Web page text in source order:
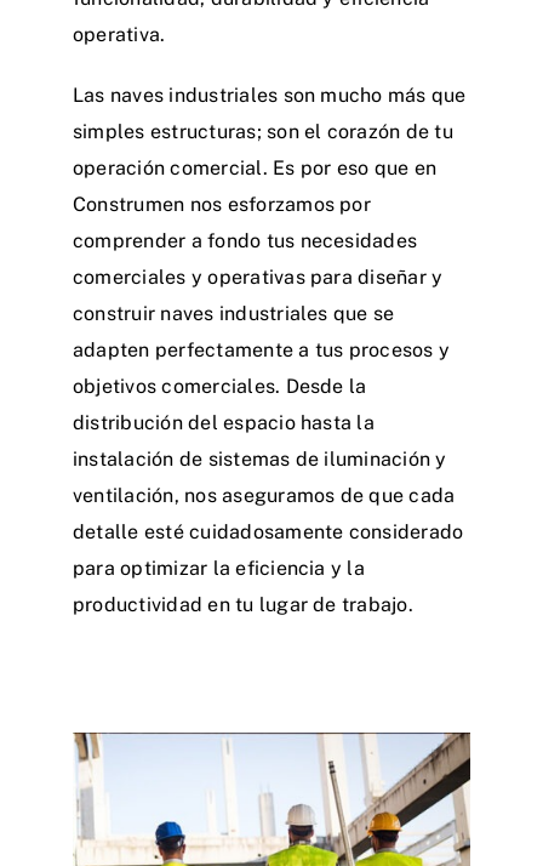
operativa.
Las naves industriales son mucho más que
simples estructuras; son el corazón de tu
operación comercial. Es por eso que en
Construmen nos esforzamos por
comprender a fondo tus necesidades
comerciales y operativas para diseñar y
construir naves industriales que se
adapten perfectamente a tus procesos y
objetivos comerciales. Desde la
distribución del espacio hasta la
instalación de sistemas de iluminación y
ventilación, nos aseguramos de que cada
detalle esté cuidadosamente considerado
para optimizar la eficiencia y la
productividad en tu lugar de trabajo.